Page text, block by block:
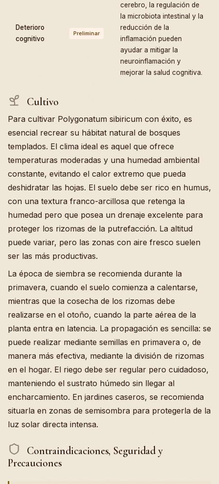
Deterioro
cognitivo
Preliminar
cerebro, la regulación de
la microbiota intestinal y la
reducción de la
inflamación pueden
ayudar a mitigar la
neuroinflamación y
mejorar la salud cognitiva.
Cultivo
Para cultivar Polygonatum sibiricum con éxito, es
esencial recrear su hábitat natural de bosques
templados. El clima ideal es aquel que ofrece
temperaturas moderadas y una humedad ambiental
constante, evitando el calor extremo que pueda
deshidratar las hojas. El suelo debe ser rico en humus,
con una textura franco-arcillosa que retenga la
humedad pero que posea un drenaje excelente para
proteger los rizomas de la putrefacción. La altitud
puede variar, pero las zonas con aire fresco suelen
ser las más productivas.
La época de siembra se recomienda durante la
primavera, cuando el suelo comienza a calentarse,
mientras que la cosecha de los rizomas debe
realizarse en el otoño, cuando la parte aérea de la
planta entra en latencia. La propagación es sencilla: se
puede realizar mediante semillas en primavera o, de
manera más efectiva, mediante la división de rizomas
en el hogar. El riego debe ser regular pero cuidadoso,
manteniendo el sustrato húmedo sin llegar al
encharcamiento. En jardines caseros, se recomienda
situarla en zonas de semisombra para protegerla de la
luz solar directa intensa.
Contraindicaciones, Seguridad y
Precauciones